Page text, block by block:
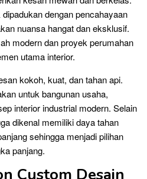
dengan pencahayaan
nuansa hangat dan eksklusif.
modern dan proyek perumahan
utama interior.
kokoh, kuat, dan tahan api.
untuk bangunan usaha,
interior industrial modern. Selain
dikenal memiliki daya tahan
sehingga menjadi pilihan
panjang.
Custom Desain